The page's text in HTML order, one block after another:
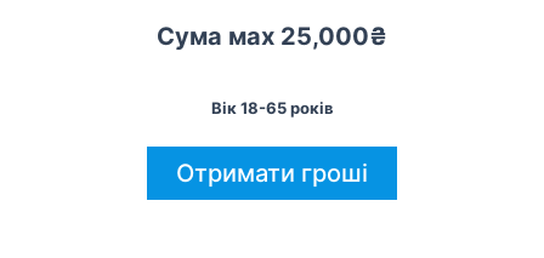
Сума мах 25,000₴
Вік 18-65 років
Отримати гроші